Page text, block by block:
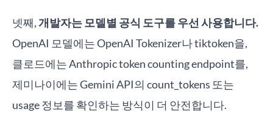
넷째,개발자는 모델별 공식 도구를 우선 사용합니다.
OpenAI 모델에는 OpenAI Tokenizer나 tiktoken을,
클로드에는 Anthropic token counting endpoint를,
제미나이에는 Gemini API의 count_tokens 또는
usage 정보를 확인하는 방식이 더 안전합니다.